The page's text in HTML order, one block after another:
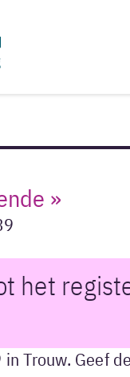
»
het
Trouw. Geef